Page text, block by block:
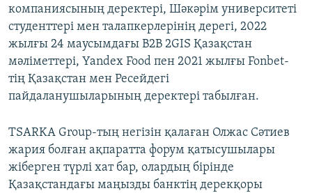
компаниясының деректері, Шәкәрім университеті
студенттері мен талапкерлерінің дерегі, 2022
жылғы 24 маусымдағы B2B 2GIS Қазақстан
мәліметтері, Yandex Food пен 2021 жылғы Fonbet-
тің Қазақстан мен Ресейдегі
пайдаланушыларының деректері табылған.
TSARKA Group-тың негізін қалаған Олжас Сәтиев
жария болған ақпаратта форум қатысушылары
жіберген түрлі хат бар, олардың бірінде
Қазақстандағы маңызды банктің дерекқоры